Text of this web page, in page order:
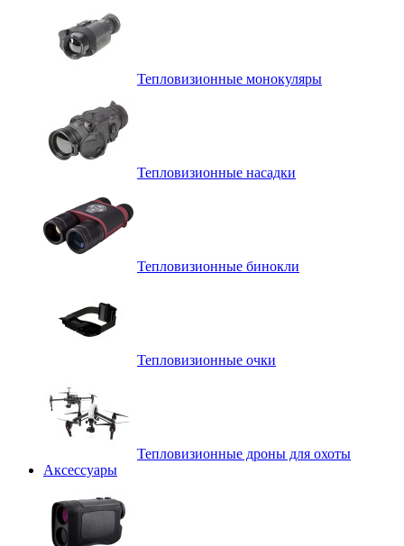
Тепловизионные монокуляры
Тепловизионные насадки
Тепловизионные бинокли
Тепловизионные очки
Тепловизионные дроны для охоты
Аксессуары